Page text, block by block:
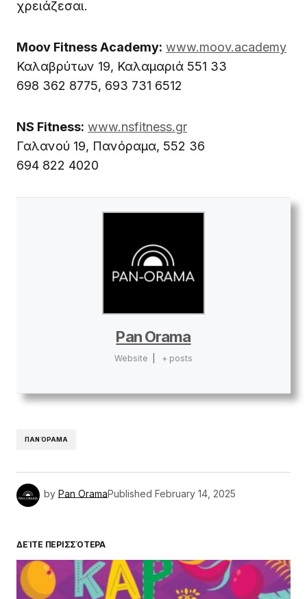
χρειάζεσαι.
Moov Fitness Academy: www.moov.academy
Καλαβρύτων 19, Καλαμαριά 551 33
698 362 8775, 693 731 6512
NS Fitness: www.nsfitness.gr
Γαλανού 19, Πανόραμα, 552 36
694 822 4020
Pan Orama
Website + posts
ΠΑΝΌΡΑΜΑ
by Pan OramaPublished February 14, 2025
ΔΕΊΤΕ ΠΕΡΙΣΣΌΤΕΡΑ